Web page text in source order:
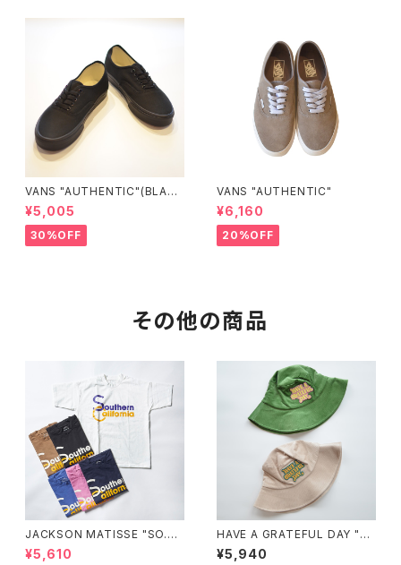
VANS "AUTHENTIC"(BLAC
K/BLACK)
¥5,005
30%OFF
VANS "AUTHENTIC"
¥6,160
20%OFF
その他の商品
JACKSON MATISSE "SO.CA
L"
¥5,610
HAVE A GRATEFUL DAY "C
ORDUROY HAT"
¥5,940